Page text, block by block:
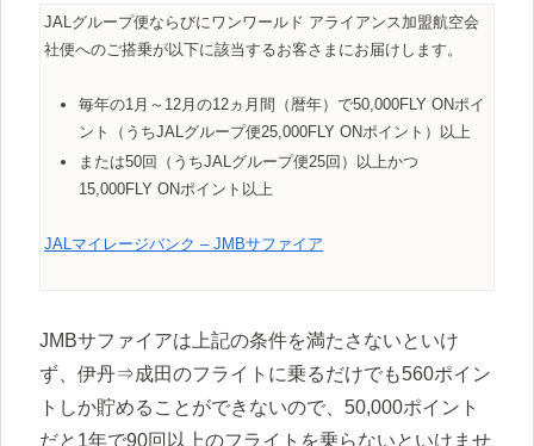
JALグループ便ならびにワンワールド アライアンス加盟航空会
社便へのご搭乗が以下に該当するお客さまにお届けします。
毎年の1月～12月の12ヵ月間（暦年）で50,000FLY ONポイ
ント（うちJALグループ便25,000FLY ONポイント）以上
または50回（うちJALグループ便25回）以上かつ
15,000FLY ONポイント以上
JALマイレージバンク – JMBサファイア
JMBサファイアは上記の条件を満たさないといけ
ず、伊丹⇒成田のフライトに乗るだけでも560ポイン
トしか貯めることができないので、50,000ポイント
だと1年で90回以上のフライトを乗らないといけませ